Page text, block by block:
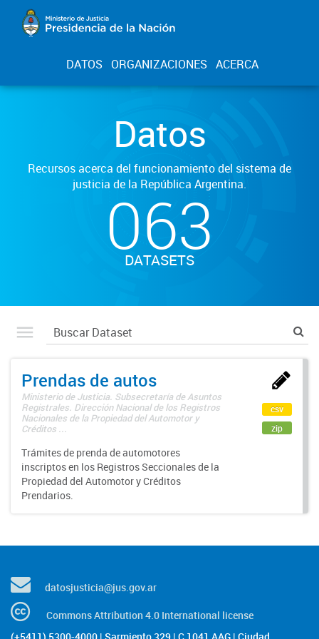
DATOS ORGANIZACIONES ACERCA
Datos
Recursos acerca del funcionamiento del sistema de
justicia de la República Argentina.
063
DATASETS
Prendas de autos
Ministerio de Justicia. Subsecretaría de Asuntos
Registrales. Dirección Nacional de los Registros
Nacionales de la Propiedad del Automotor y
Créditos ...
Trámites de prenda de automotores
inscriptos en los Registros Seccionales de la
Propiedad del Automotor y Créditos
Prendarios.
csv
zip
datosjusticia@jus.gov.ar
Commons Attribution 4.0 International license